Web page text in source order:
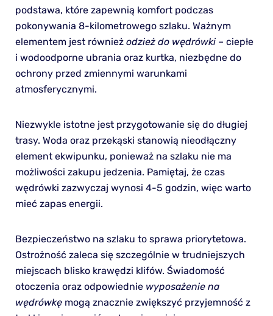
podstawa, które zapewnią komfort podczas
pokonywania 8-kilometrowego szlaku. Ważnym
elementem jest również odzież do wędrówki– ciepłe
i wodoodporne ubrania oraz kurtka, niezbędne do
ochrony przed zmiennymi warunkami
atmosferycznymi.
Niezwykle istotne jest przygotowanie się do długiej
trasy. Woda oraz przekąski stanowią nieodłączny
element ekwipunku, ponieważ na szlaku nie ma
możliwości zakupu jedzenia. Pamiętaj, że czas
wędrówki zazwyczaj wynosi 4-5 godzin, więc warto
mieć zapas energii.
Bezpieczeństwo na szlaku to sprawa priorytetowa.
Ostrożność zaleca się szczególnie w trudniejszych
miejscach blisko krawędzi klifów. Świadomość
otoczenia oraz odpowiednie wyposażenie na
wędrówkęmogą znacznie zwiększyć przyjemność z